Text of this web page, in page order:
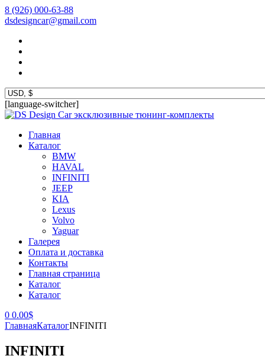
8 (926) 000-63-88
dsdesigncar@gmail.com
[language-switcher]
эксклюзивные тюнинг-комплекты
Главная
Каталог
BMW
HAVAL
INFINITI
JEEP
KIA
Lexus
Volvo
Yaguar
Галерея
Оплата и доставка
Контакты
Главная страница
Каталог
Каталог
0 0.00$
ГлавнаяКаталогINFINITI
INFINITI